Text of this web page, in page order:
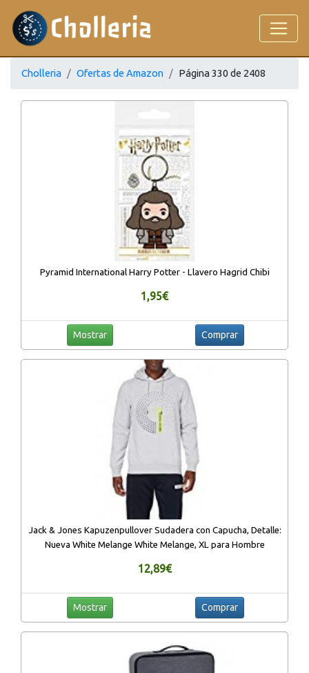
Cholleria Ofertas de Amazon Página 330 de 2408
Pyramid International Harry Potter - Llavero Hagrid Chibi
1,95€
Mostrar Comprar
Jack & Jones Kapuzenpullover Sudadera con Capucha, Detalle:
Nueva White Melange White Melange, XL para Hombre
12,89€
Mostrar Comprar